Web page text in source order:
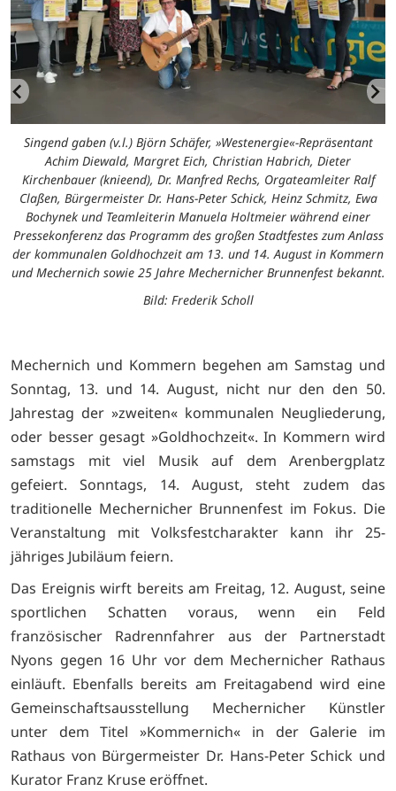
Singend gaben (v.l.) Björn Schäfer, »Westenergie«-Repräsentant
Achim Diewald, Margret Eich, Christian Habrich, Dieter
Kirchenbauer (knieend), Dr. Manfred Rechs, Orgateamleiter Ralf
Claßen, Bürgermeister Dr. Hans-Peter Schick, Heinz Schmitz, Ewa
Bochynek und Teamleiterin Manuela Holtmeier während einer
Pressekonferenz das Programm des großen Stadtfestes zum Anlass
der kommunalen Goldhochzeit am 13. und 14. August in Kommern
und Mechernich sowie 25 Jahre Mechernicher Brunnenfest bekannt.
Bild: Frederik Scholl
Mechernich und Kommern begehen am Samstag und
Sonntag, 13. und 14. August, nicht nur den den 50.
Jahrestag der »zweiten« kommunalen Neugliederung,
oder besser gesagt »Goldhochzeit«. In Kommern wird
samstags mit viel Musik auf dem Arenbergplatz
gefeiert. Sonntags, 14. August, steht zudem das
traditionelle Mechernicher Brunnenfest im Fokus. Die
Veranstaltung mit Volksfestcharakter kann ihr 25-
jähriges Jubiläum feiern.
Das Ereignis wirft bereits am Freitag, 12. August, seine
sportlichen Schatten voraus, wenn ein Feld
französischer Radrennfahrer aus der Partnerstadt
Nyons gegen 16 Uhr vor dem Mechernicher Rathaus
einläuft. Ebenfalls bereits am Freitagabend wird eine
Gemeinschaftsausstellung Mechernicher Künstler
unter dem Titel »Kommernich« in der Galerie im
Rathaus von Bürgermeister Dr. Hans-Peter Schick und
Kurator Franz Kruse eröffnet.